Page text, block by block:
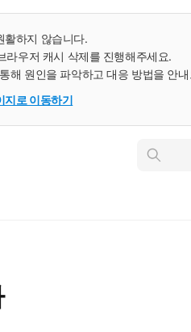
활하지 않습니다.
라우저 캐시 삭제를 진행해주세요.
해 원인을 파악하고 대응 방법을 안
지로 이동하기
인